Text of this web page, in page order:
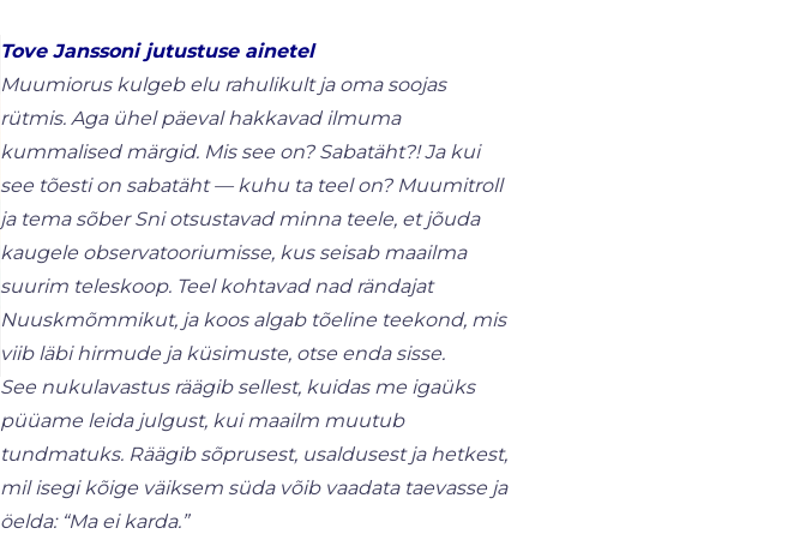
Tove Janssoni jutustuse ainetel
Muumiorus kulgeb elu rahulikult ja oma soojas
rütmis. Aga ühel päeval hakkavad ilmuma
kummalised märgid. Mis see on? Sabatäht?! Ja kui
see tõesti on sabatäht — kuhu ta teel on? Muumitroll
ja tema sõber Sni otsustavad minna teele, et jõuda
kaugele observatooriumisse, kus seisab maailma
suurim teleskoop. Teel kohtavad nad rändajat
Nuuskmõmmikut, ja koos algab tõeline teekond, mis
viib läbi hirmude ja küsimuste, otse enda sisse.
See nukulavastus räägib sellest, kuidas me igaüks
püüame leida julgust, kui maailm muutub
tundmatuks. Räägib sõprusest, usaldusest ja hetkest,
mil isegi kõige väiksem süda võib vaadata taevasse ja
öelda: “Ma ei karda.”